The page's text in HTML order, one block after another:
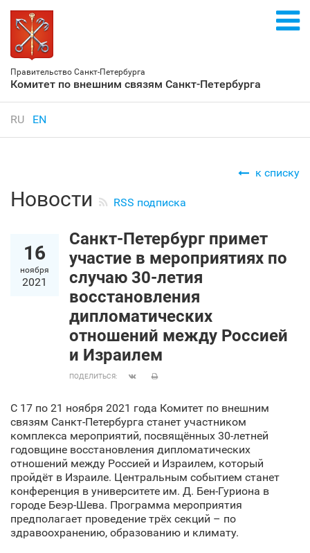
Правительство Санкт‑Петербурга
Комитет по внешним связям Санкт‑Петербурга
RU EN
к списку
Новости RSS подписка
16
ноября
2021
Санкт‑Петербург примет
участие в мероприятиях по
случаю 30-летия
восстановления
дипломатических
отношений между Россией
и Израилем
ПОДЕЛИТЬСЯ:
С 17 по 21 ноября 2021 года Комитет по внешним
связям Санкт‑Петербурга станет участником
комплекса мероприятий, посвящённых 30-летней
годовщине восстановления дипломатических
отношений между Россией и Израилем, который
пройдёт в Израиле. Центральным событием станет
конференция в университете им. Д. Бен-Гуриона в
городе Беэр-Шева. Программа мероприятия
предполагает проведение трёх секций – по
здравоохранению, образованию и климату.